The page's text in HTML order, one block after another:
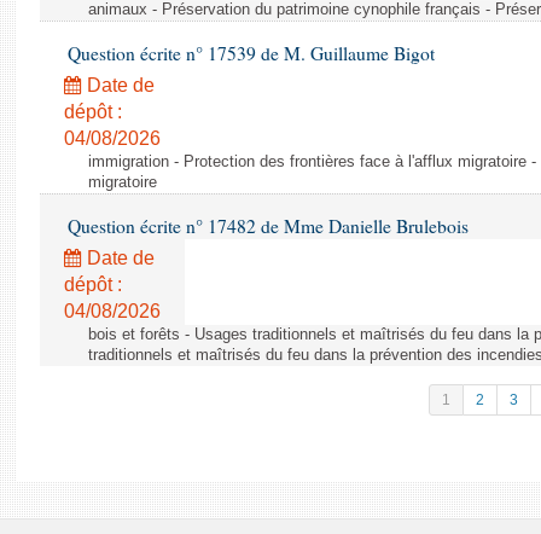
animaux - Préservation du patrimoine cynophile français -
Question écrite n° 17539 de M. Guillaume Bigot
Date de
dépôt :
04/08/2026
immigration - Protection des frontières face à l'afflux migratoire
migratoire
Question écrite n° 17482 de Mme Danielle Brulebois
Date de
dépôt :
04/08/2026
bois et forêts - Usages traditionnels et maîtrisés du feu dans la
traditionnels et maîtrisés du feu dans la prévention des
1 2 3